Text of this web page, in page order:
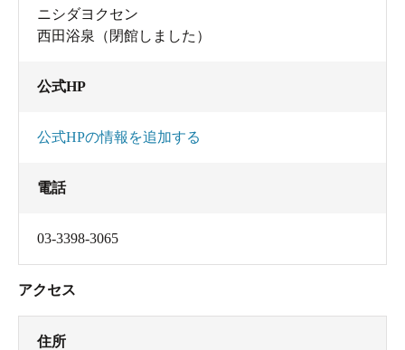
ニシダヨクセン
西田浴泉（閉館しました）
公式HP
公式HPの情報を追加する
電話
03-3398-3065
アクセス
住所